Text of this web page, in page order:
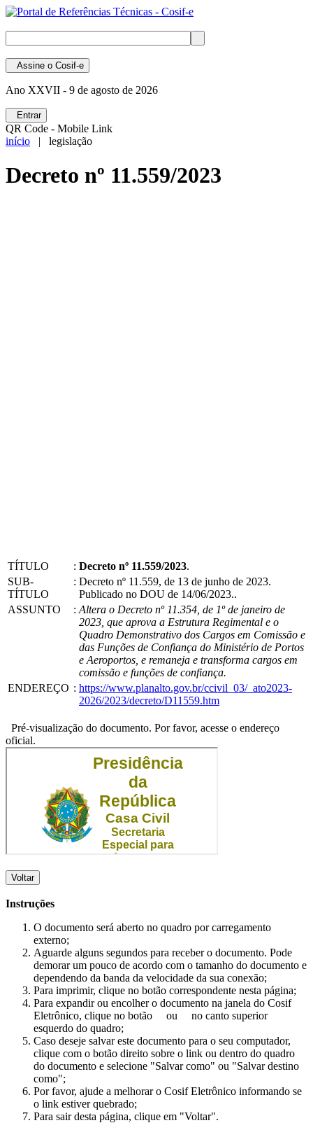
Assine o Cosif-e
Ano XXVII - 9 de agosto de 2026
Entrar
QR Code - Mobile Link
início | legislação
Decreto nº 11.559/2023
TÍTULO : Decreto nº 11.559/2023.
SUB-
TÍTULO
: Decreto nº 11.559, de 13 de junho de 2023.
Publicado no DOU de 14/06/2023..
ASSUNTO
: Altera o Decreto nº 11.354, de 1º de janeiro de
2023, que aprova a Estrutura Regimental e o
Quadro Demonstrativo dos Cargos em Comissão e
das Funções de Confiança do Ministério de Portos
e Aeroportos, e remaneja e transforma cargos em
comissão e funções de confiança.
ENDEREÇO : https://www.planalto.gov.br/ccivil_03/_ato2023-
2026/2023/decreto/D11559.htm
Pré-visualização do documento. Por favor, acesse o endereço
oficial.
Voltar
Instruções
O documento será aberto no quadro por carregamento
externo;
Aguarde alguns segundos para receber o documento. Pode
demorar um pouco de acordo com o tamanho do documento e
dependendo da banda da velocidade da sua conexão;
Para imprimir, clique no botão correspondente nesta página;
Para expandir ou encolher o documento na janela do Cosif
Eletrônico, clique no botão
ou
no canto superior
esquerdo do quadro;
Caso deseje salvar este documento para o seu computador,
clique com o botão direito sobre o link ou dentro do quadro
do documento e selecione "Salvar como" ou "Salvar destino
como";
Por favor, ajude a melhorar o Cosif Eletrônico informando se
o link estiver quebrado;
Para sair desta página, clique em "Voltar".